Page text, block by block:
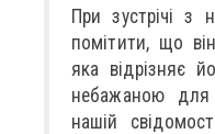
При зустрічі
помітити, що
яка відрізняє
небажаною
нашій